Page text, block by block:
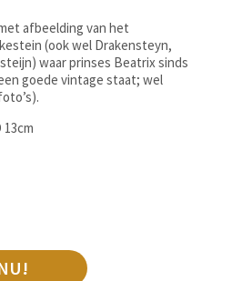
afbeelding van het
(ook wel Drakensteyn,
waar prinses Beatrix sinds
goede vintage staat; wel